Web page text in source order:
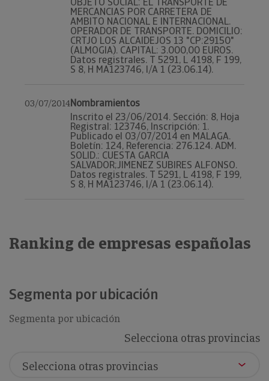
MERCANCIAS POR CARRETERA DE
AMBITO NACIONAL E INTERNACIONAL.
OPERADOR DE TRANSPORTE. DOMICILIO:
CRTJO LOS ALCAIDEJOS 13 "CP:29150"
(ALMOGIA). CAPITAL: 3.000,00 EUROS.
Datos registrales. T 5291, L 4198, F 199,
S 8, H MA123746, I/A 1 (23.06.14).
03/07/2014Nombramientos
Inscrito el 23/06/2014. Sección: 8, Hoja
Registral: 123746, Inscripción: 1.
Publicado el 03/07/2014 en MALAGA.
Boletín: 124, Referencia: 276.124. ADM.
SOLID.: CUESTA GARCIA
SALVADOR;JIMENEZ SUBIRES ALFONSO.
Datos registrales. T 5291, L 4198, F 199,
S 8, H MA123746, I/A 1 (23.06.14).
Ranking de empresas españolas
Segmenta por ubicación
Segmenta por ubicación
Selecciona otras provincias